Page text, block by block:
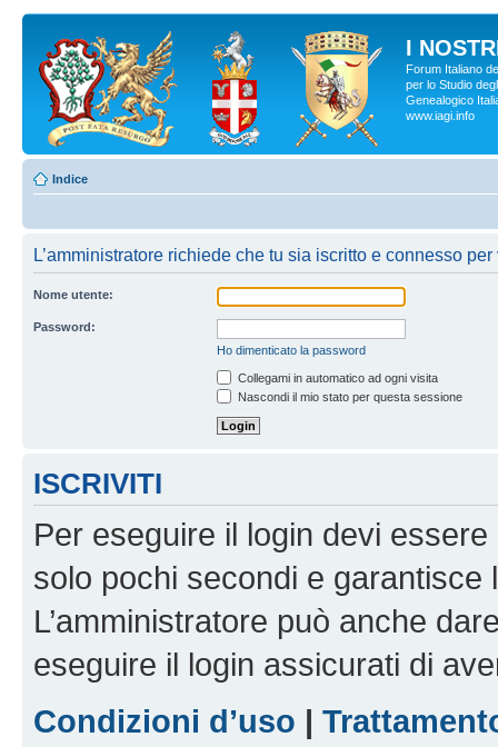
I
Forum Italiano
per lo Studio
Genealogico
www.iagi.info
Indice
L’amministratore richiede che tu sia iscritto e connesso
Nome utente:
Password:
Ho dimenticato la password
Collegami in automatico ad ogni visita
Nascondi il mio stato per questa sessione
ISCRIVITI
Per eseguire il login devi
solo pochi secondi e garantisce
L’amministratore può anche
eseguire il login assicurati di
Condizioni d’uso |